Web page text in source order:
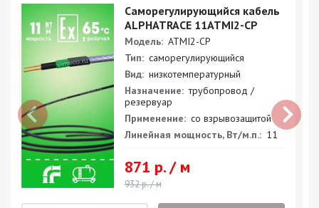
Саморегулирующийся кабель
ALPHATRACE 11ATMI2-CP
Модель: ATMI2-CP
Тип: саморегулирующийся
Вид: низкотемпературный
Назначение: трубопровод /
резервуар
Применение: со взрывозащитой
Линейная мощность, Вт/м.п.: 11
871 р. / м
932 р. / м